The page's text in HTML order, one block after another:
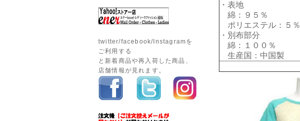
・表地
綿：９５％
ポリエステル：５％
・別布部分
綿：１００％
生産国：中国製
twitter/facebook/Instagramを
ご利用する
と新着商品や再入荷した商品、
店舗情報が見れます。